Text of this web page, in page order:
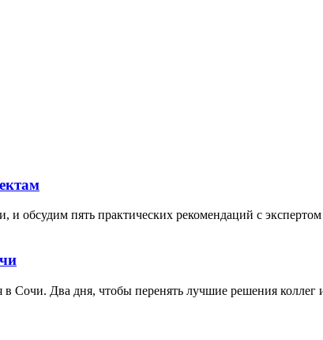
и обсудим пять практических рекомендаций с
Сочи. Два дня, чтобы перенять лучшие решения коллег